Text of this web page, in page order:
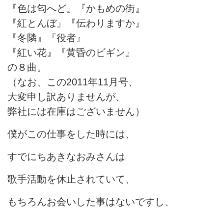
『色は匂へど』『かもめの街』
『紅とんぼ』『伝わりますか』
『冬隣』『役者』
『紅い花』『黄昏のビギン』
の８曲。
（なお、この2011年11月号、
大変申し訳ありませんが、
弊社には在庫はございません）
僕がこの仕事をした時には、
すでにちあきなおみさんは
歌手活動を休止されていて、
もちろんお会いした事はないですし、